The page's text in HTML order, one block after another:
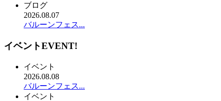
ブログ
2026.08.07
バルーンフェス...
イベントEVENT!
イベント
2026.08.08
バルーンフェス...
イベント